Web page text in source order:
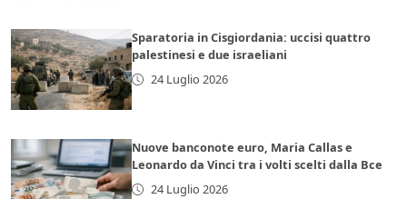
Sparatoria in Cisgiordania: uccisi quattro
palestinesi e due israeliani
24 Luglio 2026
Nuove banconote euro, Maria Callas e
Leonardo da Vinci tra i volti scelti dalla Bce
24 Luglio 2026